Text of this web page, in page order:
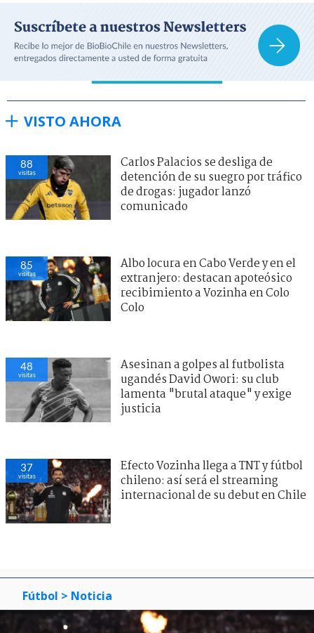
VISTO AHORA
88
visitas
Carlos Palacios se desliga de
detención de su suegro por tráfico
de drogas: jugador lanzó
comunicado
85
visitas
Albo locura en Cabo Verde y en el
extranjero: destacan apoteósico
recibimiento a Vozinha en Colo
Colo
48
visitas
Asesinan a golpes al futbolista
ugandés David Owori: su club
lamenta "brutal ataque" y exige
justicia
37
visitas
Efecto Vozinha llega a TNT y fútbol
chileno: así será el streaming
internacional de su debut en Chile
Fútbol > Noticia